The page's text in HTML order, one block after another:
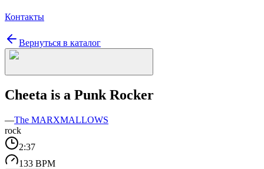
Контакты
Вернуться в каталог
Cheeta is a Punk Rocker
—The MARXMALLOWS
rock
2:37
133 BPM